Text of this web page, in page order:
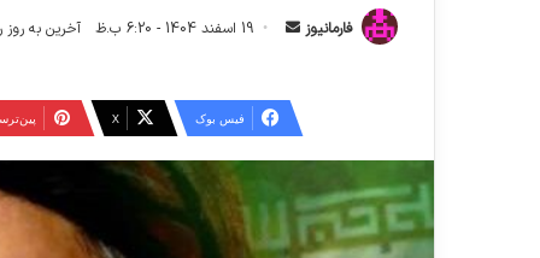
فارمانیوز
ی
19 اسفند 1404 - 6:20 ب.ظ آخرین به روز رسانی: 27
فیس بوک X